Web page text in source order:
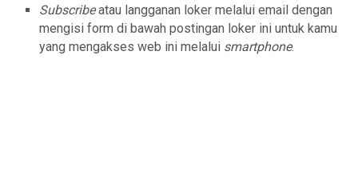
Subscribeatau langganan loker melalui email dengan
mengisi form di bawah postingan loker ini untuk kamu
yang mengakses web ini melalui smartphone.